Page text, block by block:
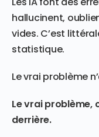
hallucinent,
vides. C’est
statistique.
Le vrai problème
Le vrai problème,
derrière.